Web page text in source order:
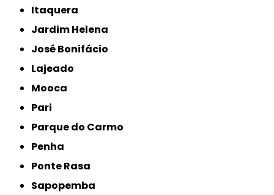
Itaquera
Jardim Helena
José Bonifácio
Lajeado
Mooca
Pari
Parque do Carmo
Penha
Ponte Rasa
Sapopemba